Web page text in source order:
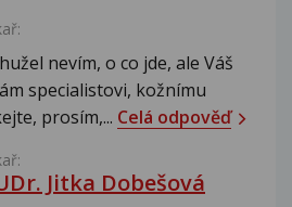
nevím, o co jde, ale Váš
specialistovi, kožnímu
prosím,... Celá odpověď
Jitka Dobešová